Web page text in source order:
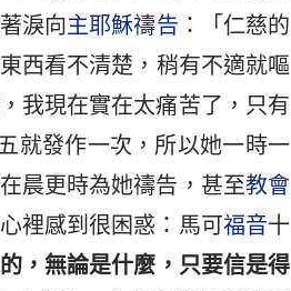
淚向主耶穌禱告 ：「仁慈的
西看不清楚，稍有不適就嘔
我現在實在太痛苦了，只有
就發作一次，所以她一時一
晨更時為她禱告，甚至教會
裡感到很困惑：馬可福音十
，無論是什麼，只要信是得